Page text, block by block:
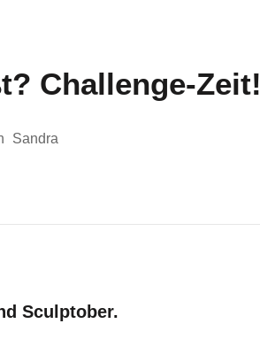
Challenge-Zeit!
Sandra
Sculptober.